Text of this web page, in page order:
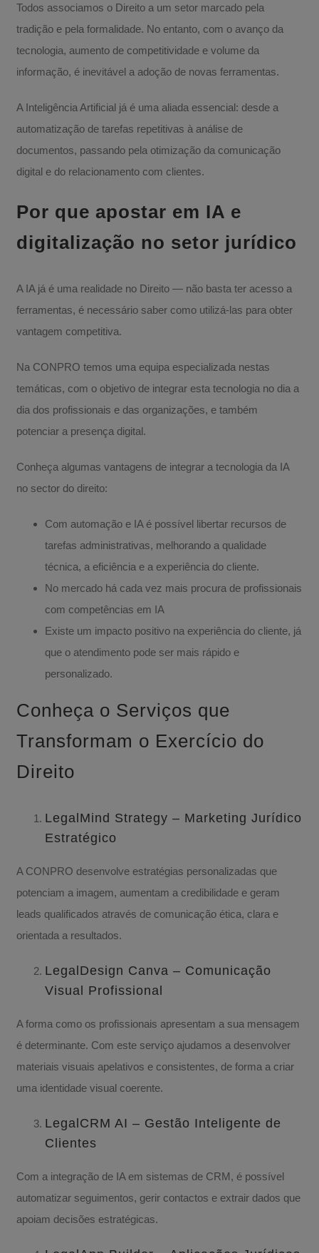
Todos associamos o Direito a um setor marcado pela
tradição e pela formalidade. No entanto, com o avanço da
tecnologia, aumento de competitividade e volume da
informação, é inevitável a adoção de novas ferramentas.
A Inteligência Artificial já é uma aliada essencial: desde a
automatização de tarefas repetitivas à análise de
documentos, passando pela otimização da comunicação
digital e do relacionamento com clientes.
Por que apostar em IA e
digitalização no setor jurídico
A IA já é uma realidade no Direito — não basta ter acesso a
ferramentas, é necessário saber como utilizá-las para obter
vantagem competitiva.
Na CONPRO temos uma equipa especializada nestas
temáticas, com o objetivo de integrar esta tecnologia no dia a
dia dos profissionais e das organizações, e também
potenciar a presença digital.
Conheça algumas vantagens de integrar a tecnologia da IA
no sector do direito:
Com automação e IA é possível libertar recursos de
tarefas administrativas, melhorando a qualidade
técnica, a eficiência e a experiência do cliente.
No mercado há cada vez mais procura de profissionais
com competências em IA
Existe um impacto positivo na experiência do cliente, já
que o atendimento pode ser mais rápido e
personalizado.
Conheça o Serviços que
Transformam o Exercício do
Direito
LegalMind Strategy – Marketing Jurídico
Estratégico
A CONPRO desenvolve estratégias personalizadas que
potenciam a imagem, aumentam a credibilidade e geram
leads qualificados através de comunicação ética, clara e
orientada a resultados.
LegalDesign Canva – Comunicação
Visual Profissional
A forma como os profissionais apresentam a sua mensagem
é determinante. Com este serviço ajudamos a desenvolver
materiais visuais apelativos e consistentes, de forma a criar
uma identidade visual coerente.
LegalCRM AI – Gestão Inteligente de
Clientes
Com a integração de IA em sistemas de CRM, é possível
automatizar seguimentos, gerir contactos e extrair dados que
apoiam decisões estratégicas.